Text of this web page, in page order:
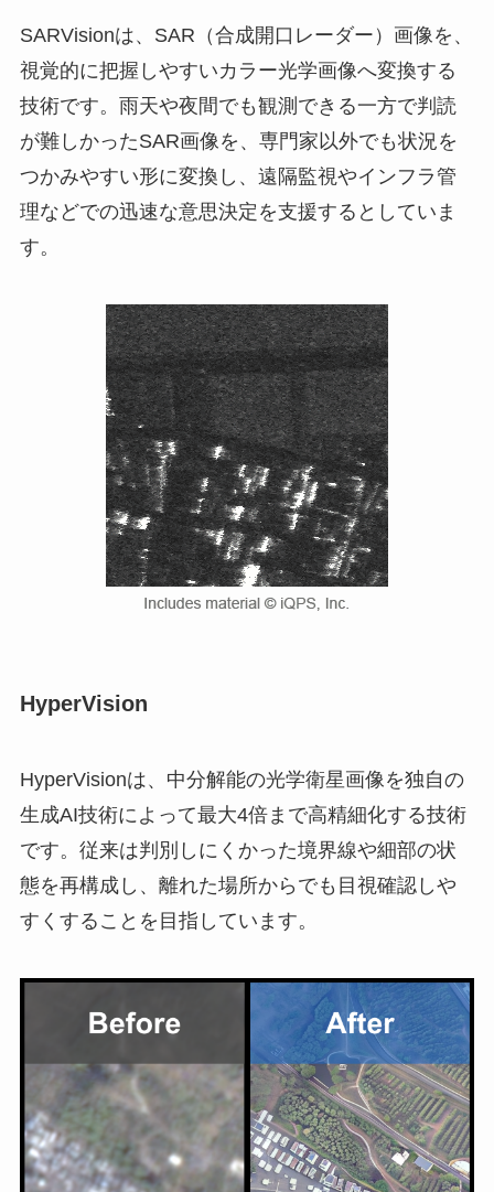
SARVisionは、SAR（合成開口レーダー）画像を、
視覚的に把握しやすいカラー光学画像へ変換する
技術です。雨天や夜間でも観測できる一方で判読
が難しかったSAR画像を、専門家以外でも状況を
つかみやすい形に変換し、遠隔監視やインフラ管
理などでの迅速な意思決定を支援するとしていま
す。
HyperVision
HyperVisionは、中分解能の光学衛星画像を独自の
生成AI技術によって最大4倍まで高精細化する技術
です。従来は判別しにくかった境界線や細部の状
態を再構成し、離れた場所からでも目視確認しや
すくすることを目指しています。